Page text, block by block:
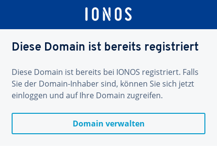
Diese Domain ist bereits registriert
Diese Domain ist bereits bei IONOS registriert. Falls
Sie der Domain-Inhaber sind, können Sie sich jetzt
einloggen und auf Ihre Domain zugreifen.
Domain verwalten